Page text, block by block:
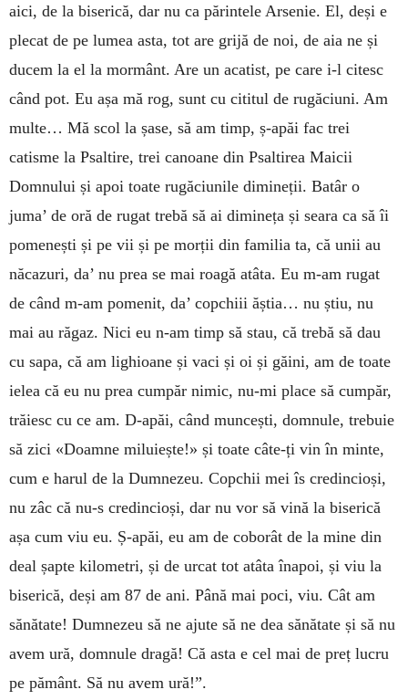
aici, de la biserică, dar nu ca părintele Arsenie. El, deși e
plecat de pe lumea asta, tot are grijă de noi, de aia ne și
ducem la el la mormânt. Are un acatist, pe care i-l citesc
când pot. Eu așa mă rog, sunt cu cititul de rugăciuni. Am
multe… Mă scol la șase, să am timp, ș-apăi fac trei
catisme la Psaltire, trei canoane din Psaltirea Maicii
Domnului și apoi toate rugăciunile dimineții. Batâr o
juma’ de oră de rugat trebă să ai dimineța și seara ca să îi
pomenești și pe vii și pe morții din familia ta, că unii au
năcazuri, da’ nu prea se mai roagă atâta. Eu m-am rugat
de când m-am pomenit, da’ copchiii ăștia… nu știu, nu
mai au răgaz. Nici eu n-am timp să stau, că trebă să dau
cu sapa, că am lighioane și vaci și oi și găini, am de toate
ielea că eu nu prea cumpăr nimic, nu-mi place să cumpăr,
trăiesc cu ce am. D-apăi, când muncești, domnule, trebuie
să zici «Doamne miluiește!» și toate câte-ți vin în minte,
cum e harul de la Dumnezeu. Copchii mei îs credincioși,
nu zâc că nu-s credincioși, dar nu vor să vină la biserică
așa cum viu eu. Ș-apăi, eu am de coborât de la mine din
deal șapte kilometri, și de urcat tot atâta înapoi, și viu la
biserică, deși am 87 de ani. Până mai poci, viu. Cât am
sănătate! Dumnezeu să ne ajute să ne dea sănătate și să nu
avem ură, domnule dragă! Că asta e cel mai de preț lucru
pe pământ. Să nu avem ură!”.